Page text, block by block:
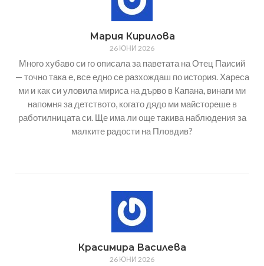
Мария Кирилова
26 ЮНИ 2026
Много хубаво си го описала за паветата на Отец Паисий
— точно така е, все едно се разхождаш по история. Хареса
ми и как си уловила мириса на дърво в Капана, винаги ми
напомня за детството, когато дядо ми майстореше в
работилницата си. Ще има ли още такива наблюдения за
малките радости на Пловдив?
Красимира Василева
26 ЮНИ 2026